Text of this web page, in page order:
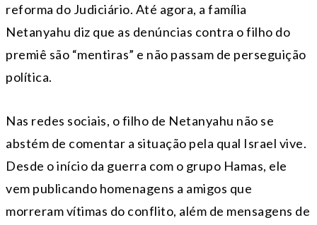
reforma do Judiciário. Até agora, a família
Netanyahu diz que as denúncias contra o filho do
premiê são “mentiras” e não passam de perseguição
política.
Nas redes sociais, o filho de Netanyahu não se
abstém de comentar a situação pela qual Israel vive.
Desde o início da guerra com o grupo Hamas, ele
vem publicando homenagens a amigos que
morreram vítimas do conflito, além de mensagens de